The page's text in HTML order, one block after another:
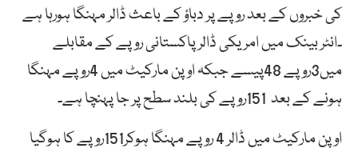
کی خبروں کے بعد روپے پر دباؤ کے باعث ڈالر مہنگا ہورہا ہے
۔انٹر بینک میں امریکی ڈالر پاکستانی روپے کے مقابلے
میں3روپے 48پیسے جبکہ اوپن مارکیٹ میں 4روپے مہنگا
ہونے کے بعد 151روپے کی بلند سطح پر جا پہنچا ہے۔
اوپن مارکیٹ میں ڈالر 4 روپے مہنگا ہوکر151روپے کا ہوگیا